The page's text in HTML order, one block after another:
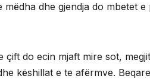
dhe gjendja do mbetet e
çift do ecin mjaft mire sot,
këshillat e te afërmve.